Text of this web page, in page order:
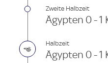
Zweite Halbzeit
Ägypten 0 - 1
Halbzeit
Ägypten 0 - 1